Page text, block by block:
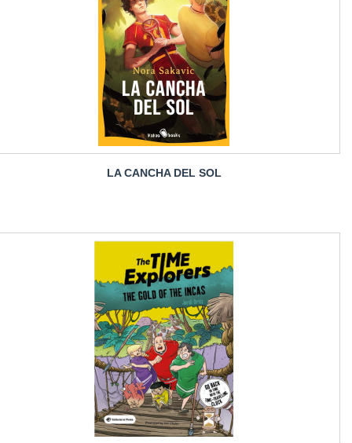
LA CANCHA DEL SOL